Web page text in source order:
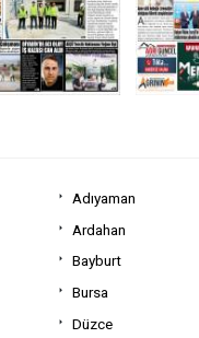
Adıyaman
Ardahan
Bayburt
Bursa
Düzce